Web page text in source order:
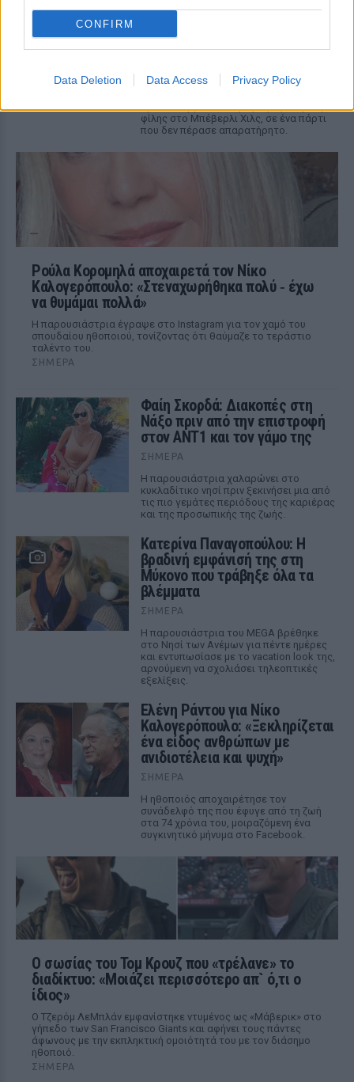
CONFIRM
Data Deletion Data Access Privacy Policy
στιγμή που έγινε viral από το
ροζ πάρτι της Κάιλι Τζένερ
ορίων στη γενέθλια γιορτή της親ής της
φίλης στο Μπέβερλι Χιλς, σε ένα πάρτι
που δεν πέρασε απαρατήρητο.
Ρούλα Κορομηλά αποχαιρετά τον Νίκο
Καλογερόπουλο: «Στεναχωρήθηκα πολύ ‑ έχω
να θυμάμαι πολλά»
Η παρουσιάστρια έγραψε στο Instagram για τον χαμό του
σπουδαίου ηθοποιού, τονίζοντας ότι θαύμαζε το τεράστιο
ταλέντο του.
ΣΉΜΕΡΑ
Φαίη Σκορδά: Διακοπές στη
Νάξο πριν από την επιστροφή
στον ΑΝΤ1 και τον γάμο της
ΣΉΜΕΡΑ
Η παρουσιάστρια χαλαρώνει στο
κυκλαδίτικο νησί πριν ξεκινήσει μια από
τις πιο γεμάτες περιόδους της καριέρας
και της προσωπικής της ζωής.
Κατερίνα Παναγοπούλου: Η
βραδινή εμφάνισή της στη
Μύκονο που τράβηξε όλα τα
βλέμματα
ΣΉΜΕΡΑ
Η παρουσιάστρια του MEGA βρέθηκε
στο Νησί των Ανέμων για πέντε ημέρες
και εντυπωσίασε με το vacation look της,
αρνούμενη να σχολιάσει τηλεοπτικές
εξελίξεις.
Ελένη Ράντου για Νίκο
Καλογερόπουλο: «Ξεκληρίζεται
ένα είδος ανθρώπων με
ανιδιοτέλεια και ψυχή»
ΣΉΜΕΡΑ
Η ηθοποιός αποχαιρέτησε τον
συνάδελφό της που έφυγε από τη ζωή
στα 74 χρόνια του, μοιραζόμενη ένα
συγκινητικό μήνυμα στο Facebook.
Ο σωσίας του Τομ Κρουζ που «τρέλανε» το
διαδίκτυο: «Μοιάζει περισσότερο απ` ό,τι ο
ίδιος»
Ο Τζερόμ ΛεΜπλάν εμφανίστηκε ντυμένος ως «Μάβερικ» στο
γήπεδο των San Francisco Giants και αφήνει τους πάντες
άφωνους με την εκπληκτική ομοιότητά του με τον διάσημο
ηθοποιό.
ΣΉΜΕΡΑ